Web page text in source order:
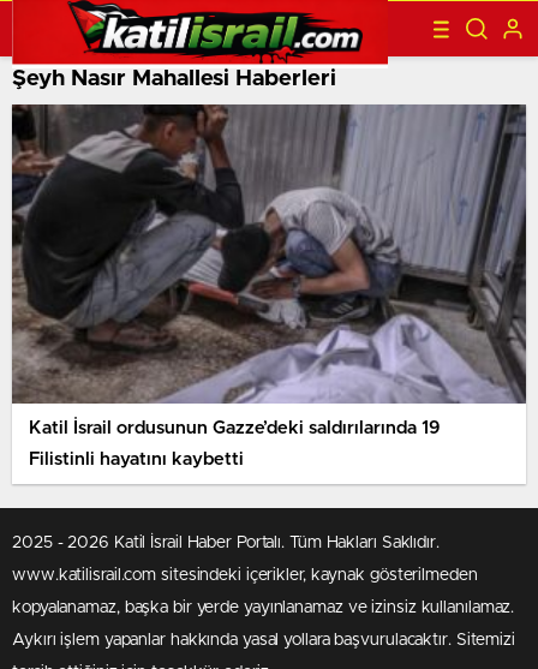
Şeyh Nasır Mahallesi Haberleri
Katil İsrail ordusunun Gazze’deki saldırılarında 19
Filistinli hayatını kaybetti
2025 - 2026 Katil İsrail Haber Portalı. Tüm Hakları Saklıdır.
www.katilisrail.com sitesindeki içerikler, kaynak gösterilmeden
kopyalanamaz, başka bir yerde yayınlanamaz ve izinsiz kullanılamaz.
Aykırı işlem yapanlar hakkında yasal yollara başvurulacaktır. Sitemizi